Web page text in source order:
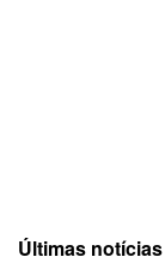
Últimas notícias